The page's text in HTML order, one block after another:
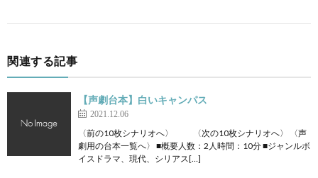
関連する記事
【声劇台本】白いキャンパス
2021.12.06
〈前の10枚シナリオへ〉 〈次の10枚シナリオへ〉 〈声
劇用の台本一覧へ〉 ■概要人数：2人時間：10分 ■ジャンルボ
イスドラマ、現代、シリアス[…]